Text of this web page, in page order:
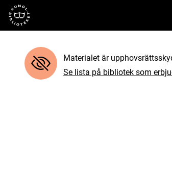
Till startsidan
Materialet är
Se lista på bibliotek som